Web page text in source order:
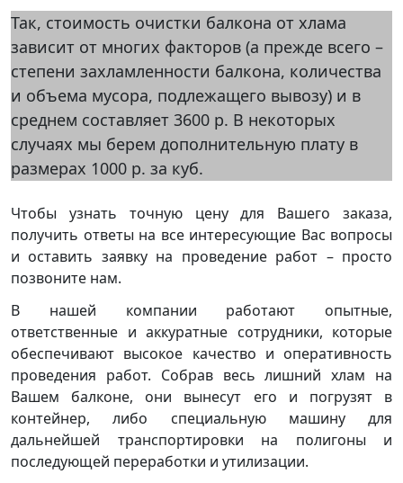
Так, стоимость очистки балкона от хлама
зависит от многих факторов (а прежде всего –
степени захламленности балкона, количества
и объема мусора, подлежащего вывозу) и в
среднем составляет 3600 р. В некоторых
случаях мы берем дополнительную плату в
размерах 1000 р. за куб.
Чтобы узнать точную цену для Вашего заказа,
получить ответы на все интересующие Вас вопросы
и оставить заявку на проведение работ – просто
позвоните нам.
В нашей компании работают опытные,
ответственные и аккуратные сотрудники, которые
обеспечивают высокое качество и оперативность
проведения работ. Собрав весь лишний хлам на
Вашем балконе, они вынесут его и погрузят в
контейнер, либо специальную машину для
дальнейшей транспортировки на полигоны и
последующей переработки и утилизации.